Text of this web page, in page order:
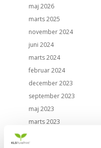
maj 2026
marts 2025
november 2024
juni 2024
marts 2024
februar 2024
december 2023
september 2023
maj 2023
marts 2023